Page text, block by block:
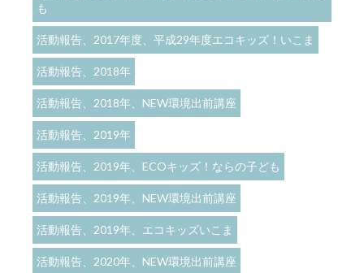
も
活動報告、2017年度、平成29年度エコキッズ！いこま
活動報告、2018年
活動報告、2018年、NEW環境出前講座
活動報告、2019年
活動報告、2019年、ECOキッズ！ならの子ども
活動報告、2019年、NEW環境出前講座
活動報告、2019年、エコキッズいこま
活動報告、2020年、NEW環境出前講座